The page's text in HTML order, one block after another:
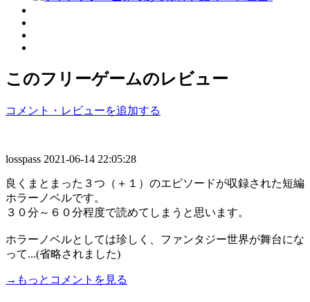
このフリーゲームのレビュー
コメント・レビューを追加する
losspass 2021-06-14 22:05:28
良くまとまった３つ（＋１）のエピソードが収録された短編
ホラーノベルです。
３０分～６０分程度で読めてしまうと思います。
ホラーノベルとしては珍しく、ファンタジー世界が舞台にな
って...(省略されました)
→もっとコメントを見る